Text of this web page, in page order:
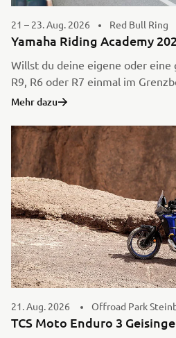
21 – 23. Aug. 2026 Red Bull Ring
Yamaha Riding Academy
Willst du deine eigene oder eine
R9, R6 oder R7 einmal im
Rennstrecke fahren und dabei
Academy» genau richtig. Egal ob professioneller
technischer Support, persönliche
Instruktoren oder ein
Yamaha Riding Academy ist ein
welches Teilnehmern erlaubt,
konzentrieren – das Fahren.
Mehr dazu
21. Aug. 2026 Offroad Park
TCS Moto Enduro 3